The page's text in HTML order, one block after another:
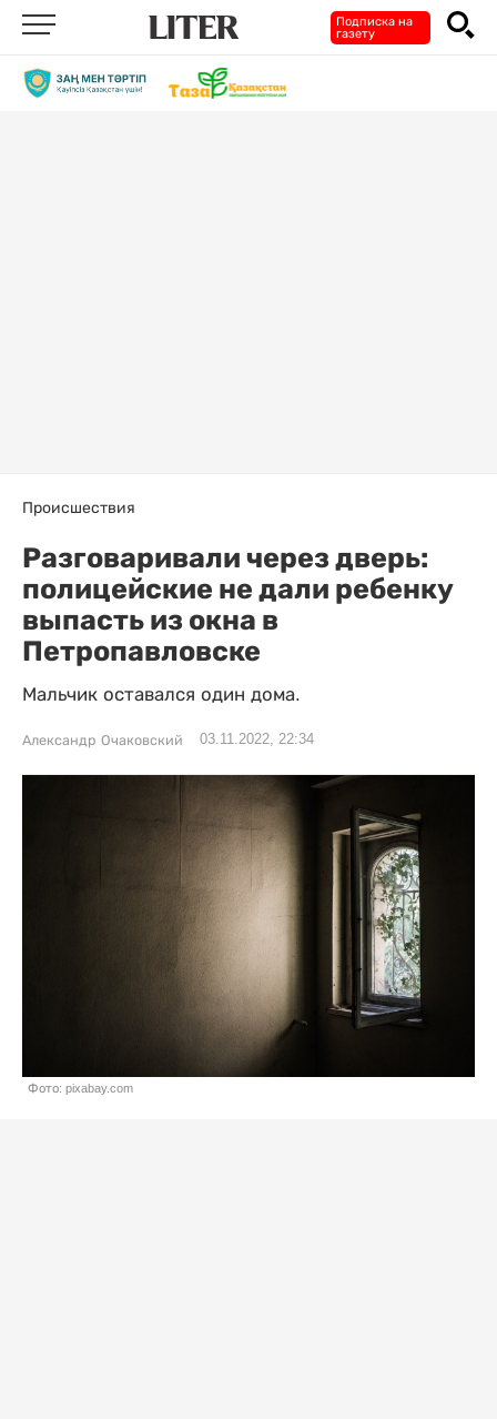
Подписка на
газету
Происшествия
Разговаривали через дверь:
полицейские не дали ребенку
выпасть из окна в
Петропавловске
Мальчик оставался один дома.
Александр Очаковский 03.11.2022, 22:34
Фото: pixabay.com